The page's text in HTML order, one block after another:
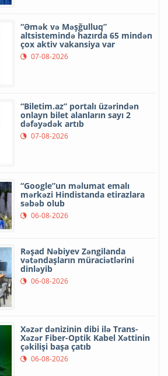
“Əmək və Məşğulluq”
altsistemində hazırda 65 mindən
çox aktiv vakansiya var
07-08-2026
“Biletim.az” portalı üzərindən
onlayn bilet alanların sayı 2
dəfəyədək artıb
07-08-2026
“Google”un məlumat emalı
mərkəzi Hindistanda etirazlara
səbəb olub
06-08-2026
Rəşad Nəbiyev Zəngilanda
vətəndaşların müraciətlərini
dinləyib
06-08-2026
Xəzər dənizinin dibi ilə Trans-
Xəzər Fiber-Optik Kabel Xəttinin
çəkilişi başa çatıb
06-08-2026